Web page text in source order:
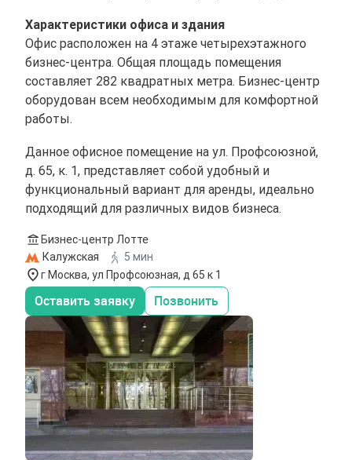
Характеристики офиса и здания
Офис расположен на 4 этаже четырехэтажного
бизнес-центра. Общая площадь помещения
составляет 282 квадратных метра. Бизнес-центр
оборудован всем необходимым для комфортной
работы.
Данное офисное помещение на ул. Профсоюзной,
д. 65, к. 1, представляет собой удобный и
функциональный вариант для аренды, идеально
подходящий для различных видов бизнеса.
Бизнес-центр Лотте
Калужская
5 мин
г Москва, ул Профсоюзная, д 65 к 1
Оставить заявку Позвонить